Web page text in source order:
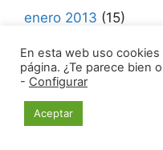
enero 2013 (15)
diciembre 2012
(4)
noviembre 2012 (15)
octubre 2012
septiembre 2012
En esta web uso
página. ¿Te parece bien
- Configurar
Aceptar